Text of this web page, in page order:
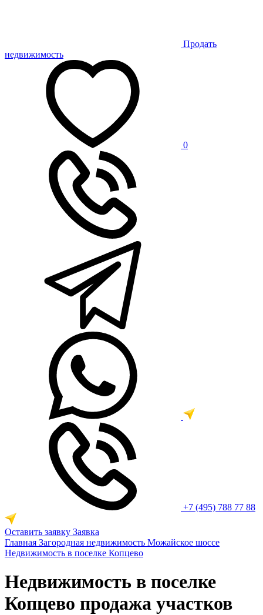
Продать
недвижимость
0
+7 (495) 788 77 88
Оставить заявку Заявка
Главная Загородная недвижимость Можайское шоссе
Недвижимость в поселке Копцево
Недвижимость в поселке
Копцево продажа участков